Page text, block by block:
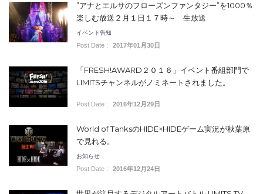
”アナとエルサのフローズンファンタジー”を1000％
楽しむ放送２月１日１７時～ 生放送
イベント告知
Post Date : 2017年01月30日
「FRESH!AWARD２０１６」イベント番組部門で
LIMITSチャンネルがノミネートされました。
Post Date : 2016年12月29日
World of TanksのHIDE×HIDEゲーム実況が秋葉原
で見れる。
お知らせ
Post Date : 2016年12月24日